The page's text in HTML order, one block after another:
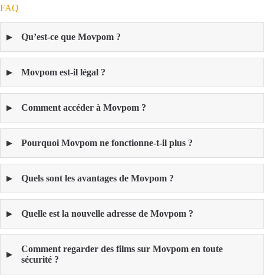
FAQ
Qu’est-ce que Movpom ?
Movpom est-il légal ?
Comment accéder à Movpom ?
Pourquoi Movpom ne fonctionne-t-il plus ?
Quels sont les avantages de Movpom ?
Quelle est la nouvelle adresse de Movpom ?
Comment regarder des films sur Movpom en toute
sécurité ?